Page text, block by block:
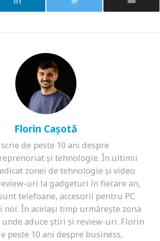
Florin Cașotă
de peste 10 ani despre
și tehnologie. În ultimii
zonei de tehnologie și video.
uri la gadgeturi în fiecare an,
telefoane, accesorii pentru PC
noi. În același timp urmărește zona
unde aduce știri și review-uri. Florin
peste 10 ani despre business,